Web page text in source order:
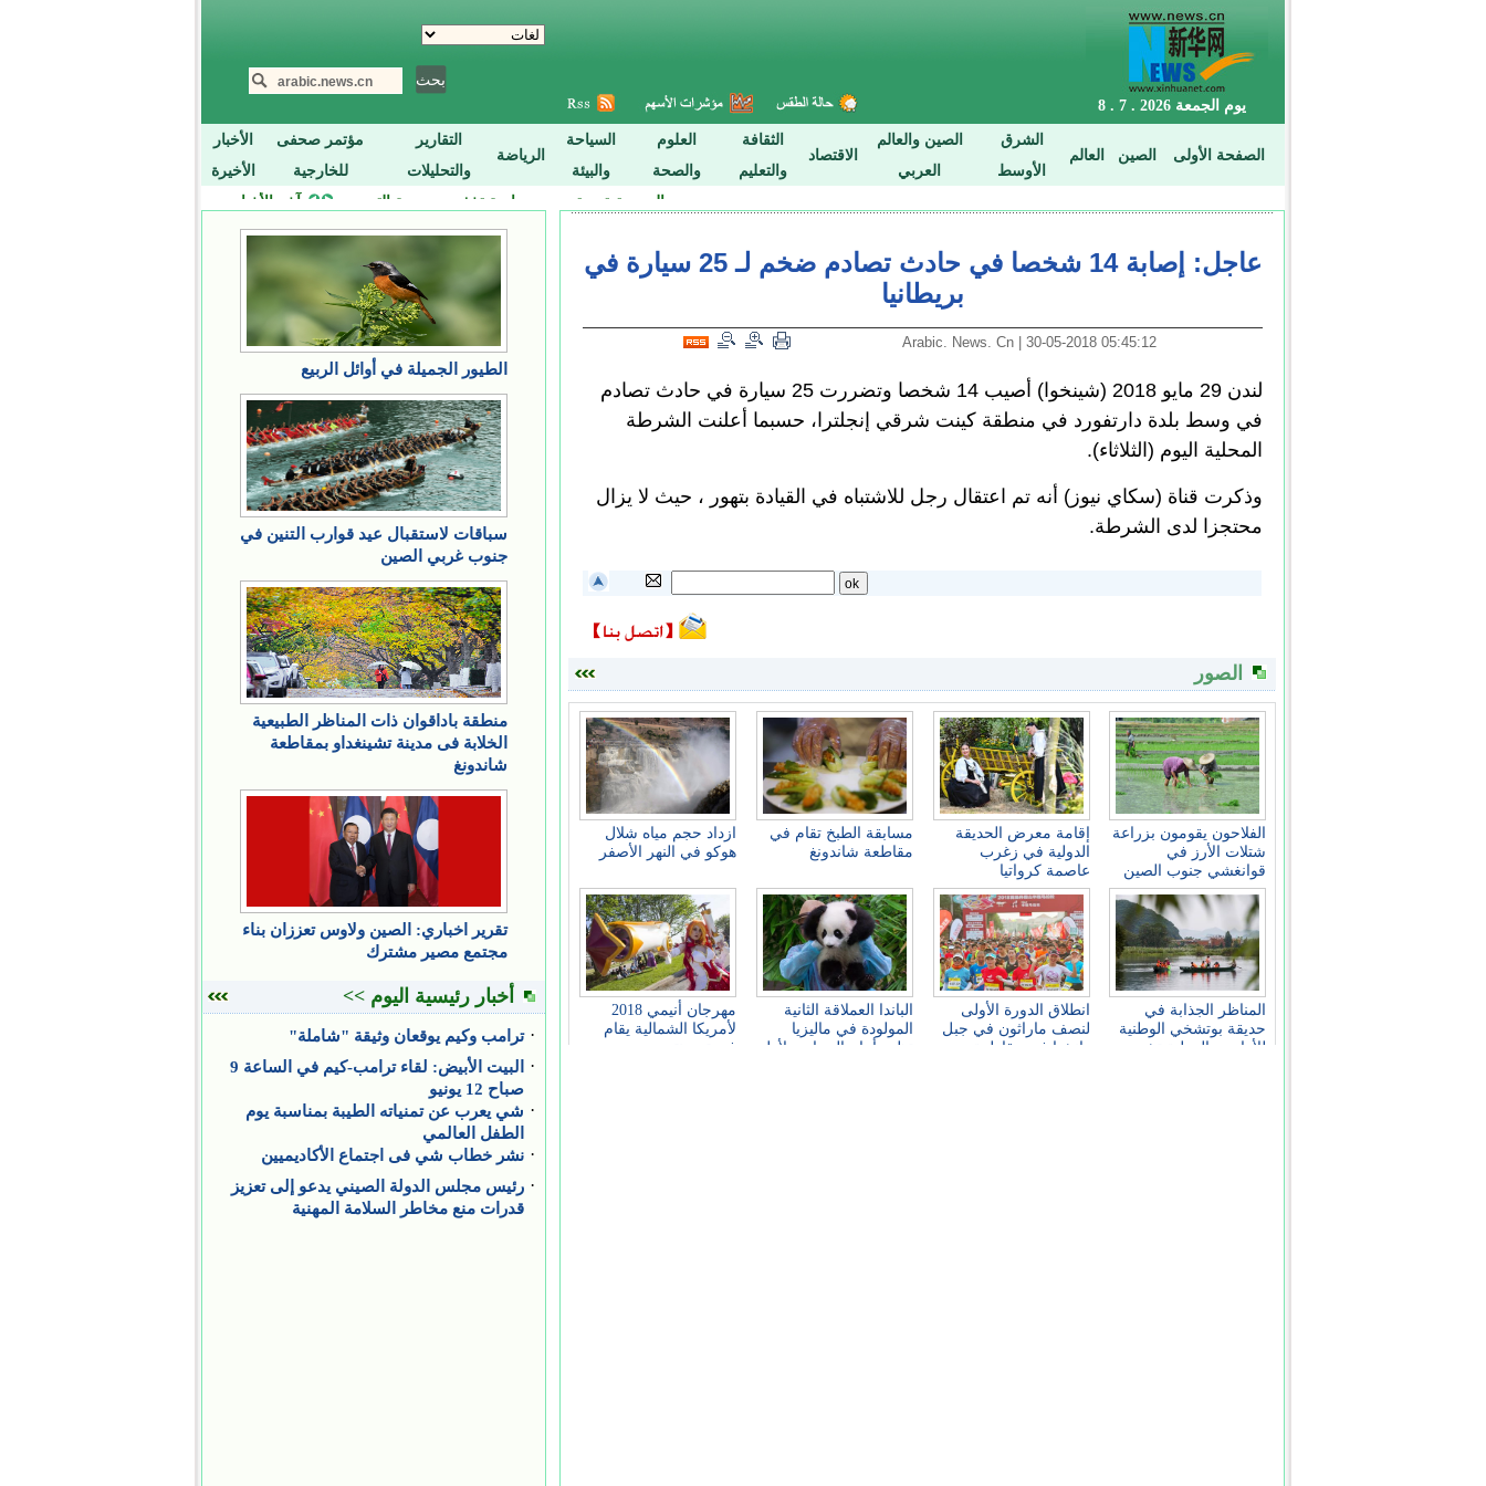
عاجل: إصابة 14 شخصا في حادث تصادم ضخم لـ 25 سيارة في
بريطانيا
05:45:12 30-05-2018 | Arabic. News. Cn
لندن 29 مايو 2018 (شينخوا) أصيب 14 شخصا وتضررت 25 سيارة في حادث تصادم
في وسط بلدة دارتفورد في منطقة كينت شرقي إنجلترا، حسبما أعلنت الشرطة
المحلية اليوم (الثلاثاء).
وذكرت قناة (سكاي نيوز) أنه تم اعتقال رجل للاشتباه في القيادة بتهور ، حيث لا يزال
محتجزا لدى الشرطة.